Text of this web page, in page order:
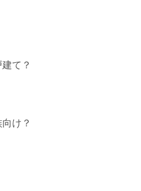
て？
け？